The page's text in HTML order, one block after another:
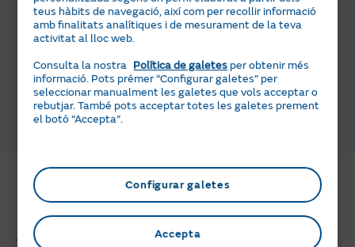
Naturgy.
Selecciona la modalitat de Servigas
Indica les dades del punt de
subministrament
Revisa la informació i confirma
Per què triar Servigas per al
manteniment i l'assistència de la
llar?
Servigas ofereix un servei complet que inclou la
teus hàbits de navegació, així com per recollir informació
amb finalitats analítiques i de mesurament de la teva
activitat al lloc web.
Consulta la nostra Política de galetes per obtenir més
informació. Pots prémer “Configurar galetes” per
seleccionar manualment les galetes que vols acceptar o
rebutjar. També pots acceptar totes les galetes prement
el botó “Accepta”.
Configurar galetes
Accepta